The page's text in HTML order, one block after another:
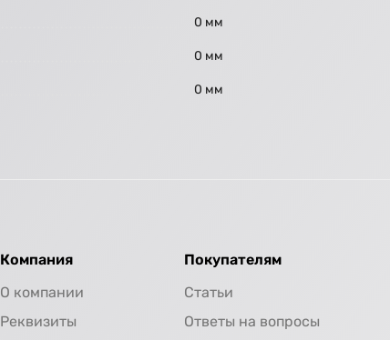
0 мм
0 мм
0 мм
Компания
О компании
Реквизиты
Покупателям
Статьи
Ответы на вопросы